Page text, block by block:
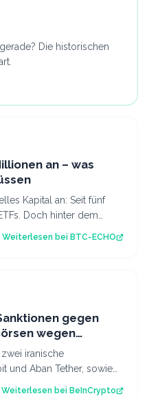
Die historischen
an – was
Kapital an: Seit fünf
Doch hinter dem
Weiterlesen bei BTC-ECHO
gegen
wegen
iranische
und Aban Tether, sowie
Weiterlesen bei BeInCrypto